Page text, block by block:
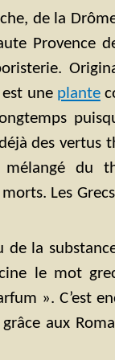
de la
Provence
une plante
des vertus
du
Les
la
le mot
». C’est
aux